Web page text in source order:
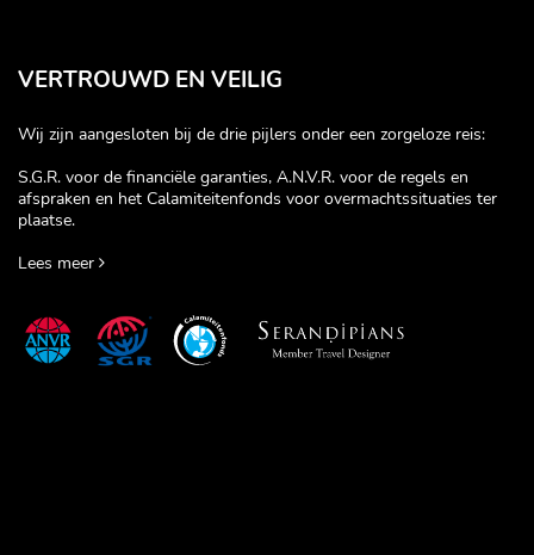
VERTROUWD EN VEILIG
Wij zijn aangesloten bij de drie pijlers onder een zorgeloze reis:
S.G.R. voor de financiële garanties, A.N.V.R. voor de regels en
afspraken en het Calamiteitenfonds voor overmachtssituaties ter
plaatse.
Lees meer